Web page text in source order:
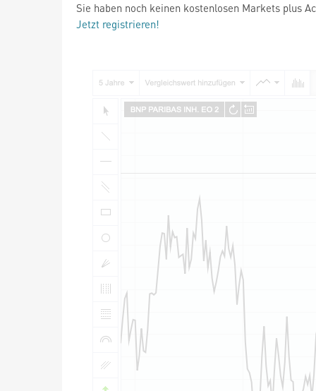
Sie haben noch keinen kostenlosen Markets plus
Jetzt registrieren!